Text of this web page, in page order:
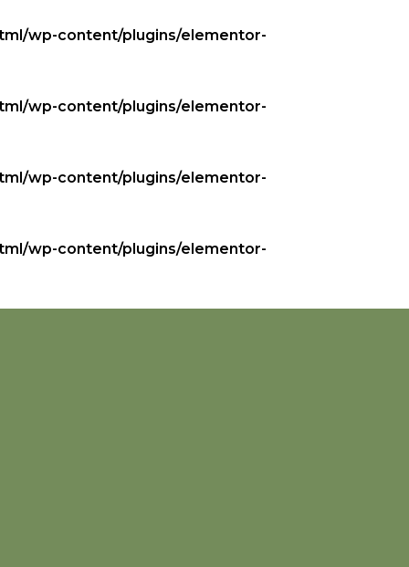
wp-content/plugins/elementor-
wp-content/plugins/elementor-
wp-content/plugins/elementor-
wp-content/plugins/elementor-